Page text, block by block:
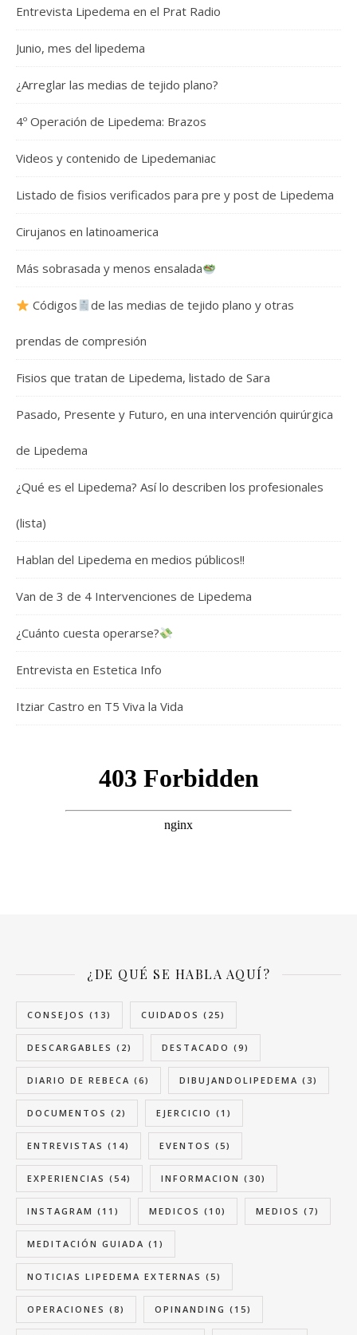
Entrevista Lipedema en el Prat Radio
Junio, mes del lipedema
¿Arreglar las medias de tejido plano?
4º Operación de Lipedema: Brazos
Videos y contenido de Lipedemaniac
Listado de fisios verificados para pre y post de Lipedema
Cirujanos en latinoamerica
Más sobrasada y menos ensalada
Códigos de las medias de tejido plano y otras
prendas de compresión
Fisios que tratan de Lipedema, listado de Sara
Pasado, Presente y Futuro, en una intervención quirúrgica
de Lipedema
¿Qué es el Lipedema? Así lo describen los profesionales
(lista)
Hablan del Lipedema en medios públicos!!
Van de 3 de 4 Intervenciones de Lipedema
¿Cuánto cuesta operarse?
Entrevista en Estetica Info
Itziar Castro en T5 Viva la Vida
¿DE QUÉ SE HABLA AQUÍ?
CONSEJOS (13) CUIDADOS (25)
DESCARGABLES (2) DESTACADO (9)
DIARIO DE REBECA (6) DIBUJANDOLIPEDEMA (3)
DOCUMENTOS (2) EJERCICIO (1)
ENTREVISTAS (14) EVENTOS (5)
EXPERIENCIAS (54) INFORMACION (30)
INSTAGRAM (11) MEDICOS (10) MEDIOS (7)
MEDITACIÓN GUIADA (1)
NOTICIAS LIPEDEMA EXTERNAS (5)
OPERACIONES (8) OPINANDING (15)